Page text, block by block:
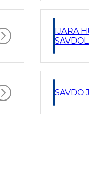
IJARA
SAVDO